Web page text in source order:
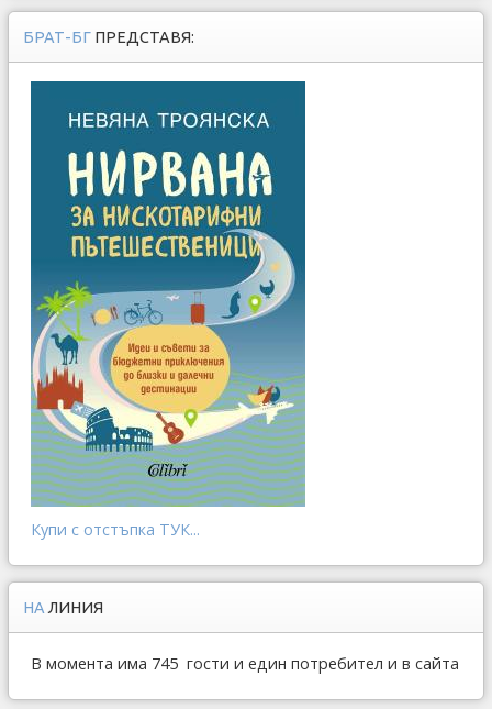
БРАТ-БГ ПРЕДСТАВЯ:
Купи с отстъпка ТУК...
НА ЛИНИЯ
В момента има 745 гости и един потребител и в сайта